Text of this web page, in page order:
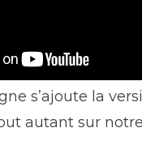
s’ajoute la
autant sur